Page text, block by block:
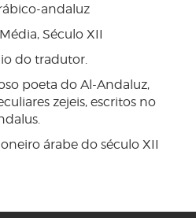
andaluz
Século XII
do tradutor.
poeta do Al-Andaluz,
zejeis, escritos no
árabe do século XII